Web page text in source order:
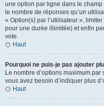
une option par ligne dans le
le nombre de réponses qu’un
« Option(s) par l’utilisateur »,
pour une durée illimitée) et enfin
vote.
Haut
Pourquoi ne puis-je pas ajouter
Le nombre d’options maximum
vous avez besoin d’indiquer plus
Haut